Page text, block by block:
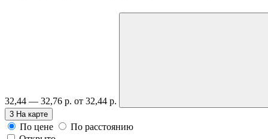
32,44 — 32,76 р. от 32,44 р.
3 На карте
По цене
По расстоянию